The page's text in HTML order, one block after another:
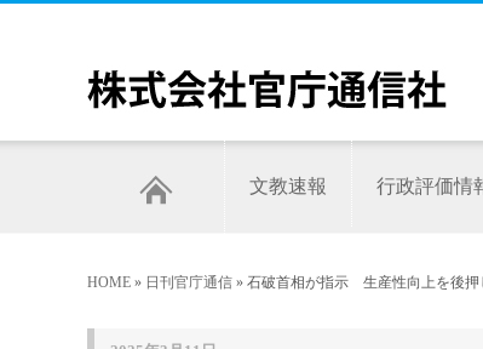
文教速報 行政評価情
HOME » 日刊官庁通信 » 石破首相が指示 生産性向上を後押